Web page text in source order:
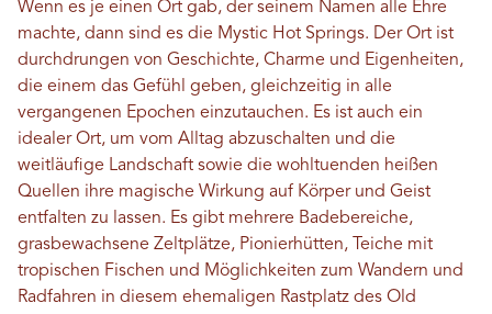
Wenn es je einen Ort gab, der seinem Namen alle Ehre
machte, dann sind es die Mystic Hot Springs. Der Ort ist
durchdrungen von Geschichte, Charme und Eigenheiten,
die einem das Gefühl geben, gleichzeitig in alle
vergangenen Epochen einzutauchen. Es ist auch ein
idealer Ort, um vom Alltag abzuschalten und die
weitläufige Landschaft sowie die wohltuenden heißen
Quellen ihre magische Wirkung auf Körper und Geist
entfalten zu lassen. Es gibt mehrere Badebereiche,
grasbewachsene Zeltplätze, Pionierhütten, Teiche mit
tropischen Fischen und Möglichkeiten zum Wandern und
Radfahren in diesem ehemaligen Rastplatz des Old